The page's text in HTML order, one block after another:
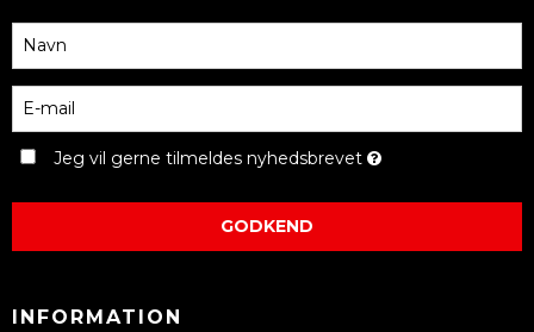
Jeg vil gerne tilmeldes nyhedsbrevet
GODKEND
INFORMATION